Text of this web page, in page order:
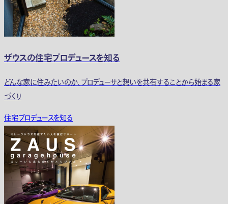
ザウスの住宅プロデュースを知る
どんな家に住みたいのか、プロデューサと想いを共有することから始まる家
づくり
住宅プロデュースを知る